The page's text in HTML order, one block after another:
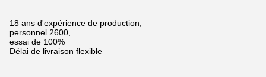
18 ans d'expérience de production,
personnel 2600,
essai de 100%
Délai de livraison flexible